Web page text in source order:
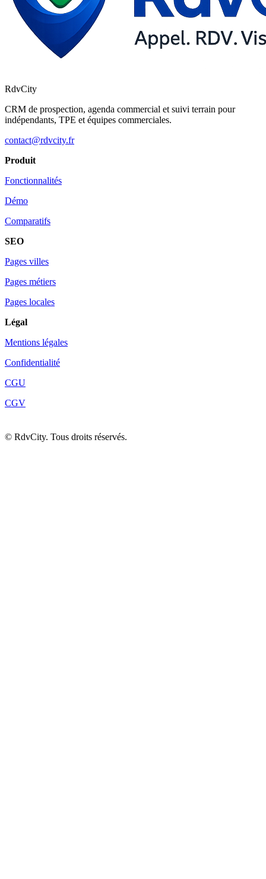
RdvCity
CRM de prospection, agenda commercial et suivi terrain pour
indépendants, TPE et équipes commerciales.
contact@rdvcity.fr
Produit
Fonctionnalités
Démo
Comparatifs
SEO
Pages villes
Pages métiers
Pages locales
Légal
Mentions légales
Confidentialité
CGU
CGV
© RdvCity. Tous droits réservés.